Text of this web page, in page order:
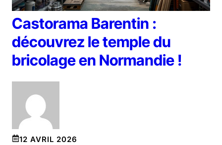
Castorama Barentin :
découvrez le temple du
bricolage en Normandie !
12 AVRIL 2026